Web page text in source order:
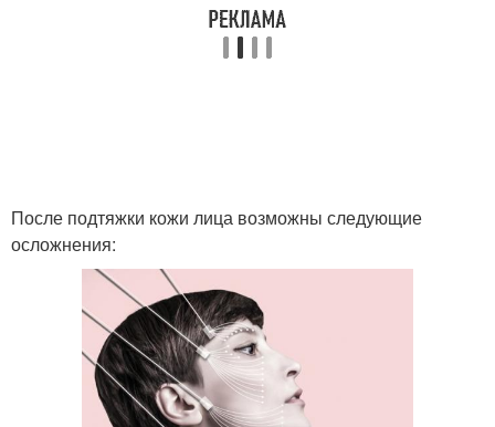
После подтяжки кожи лица возможны следующие
осложнения: